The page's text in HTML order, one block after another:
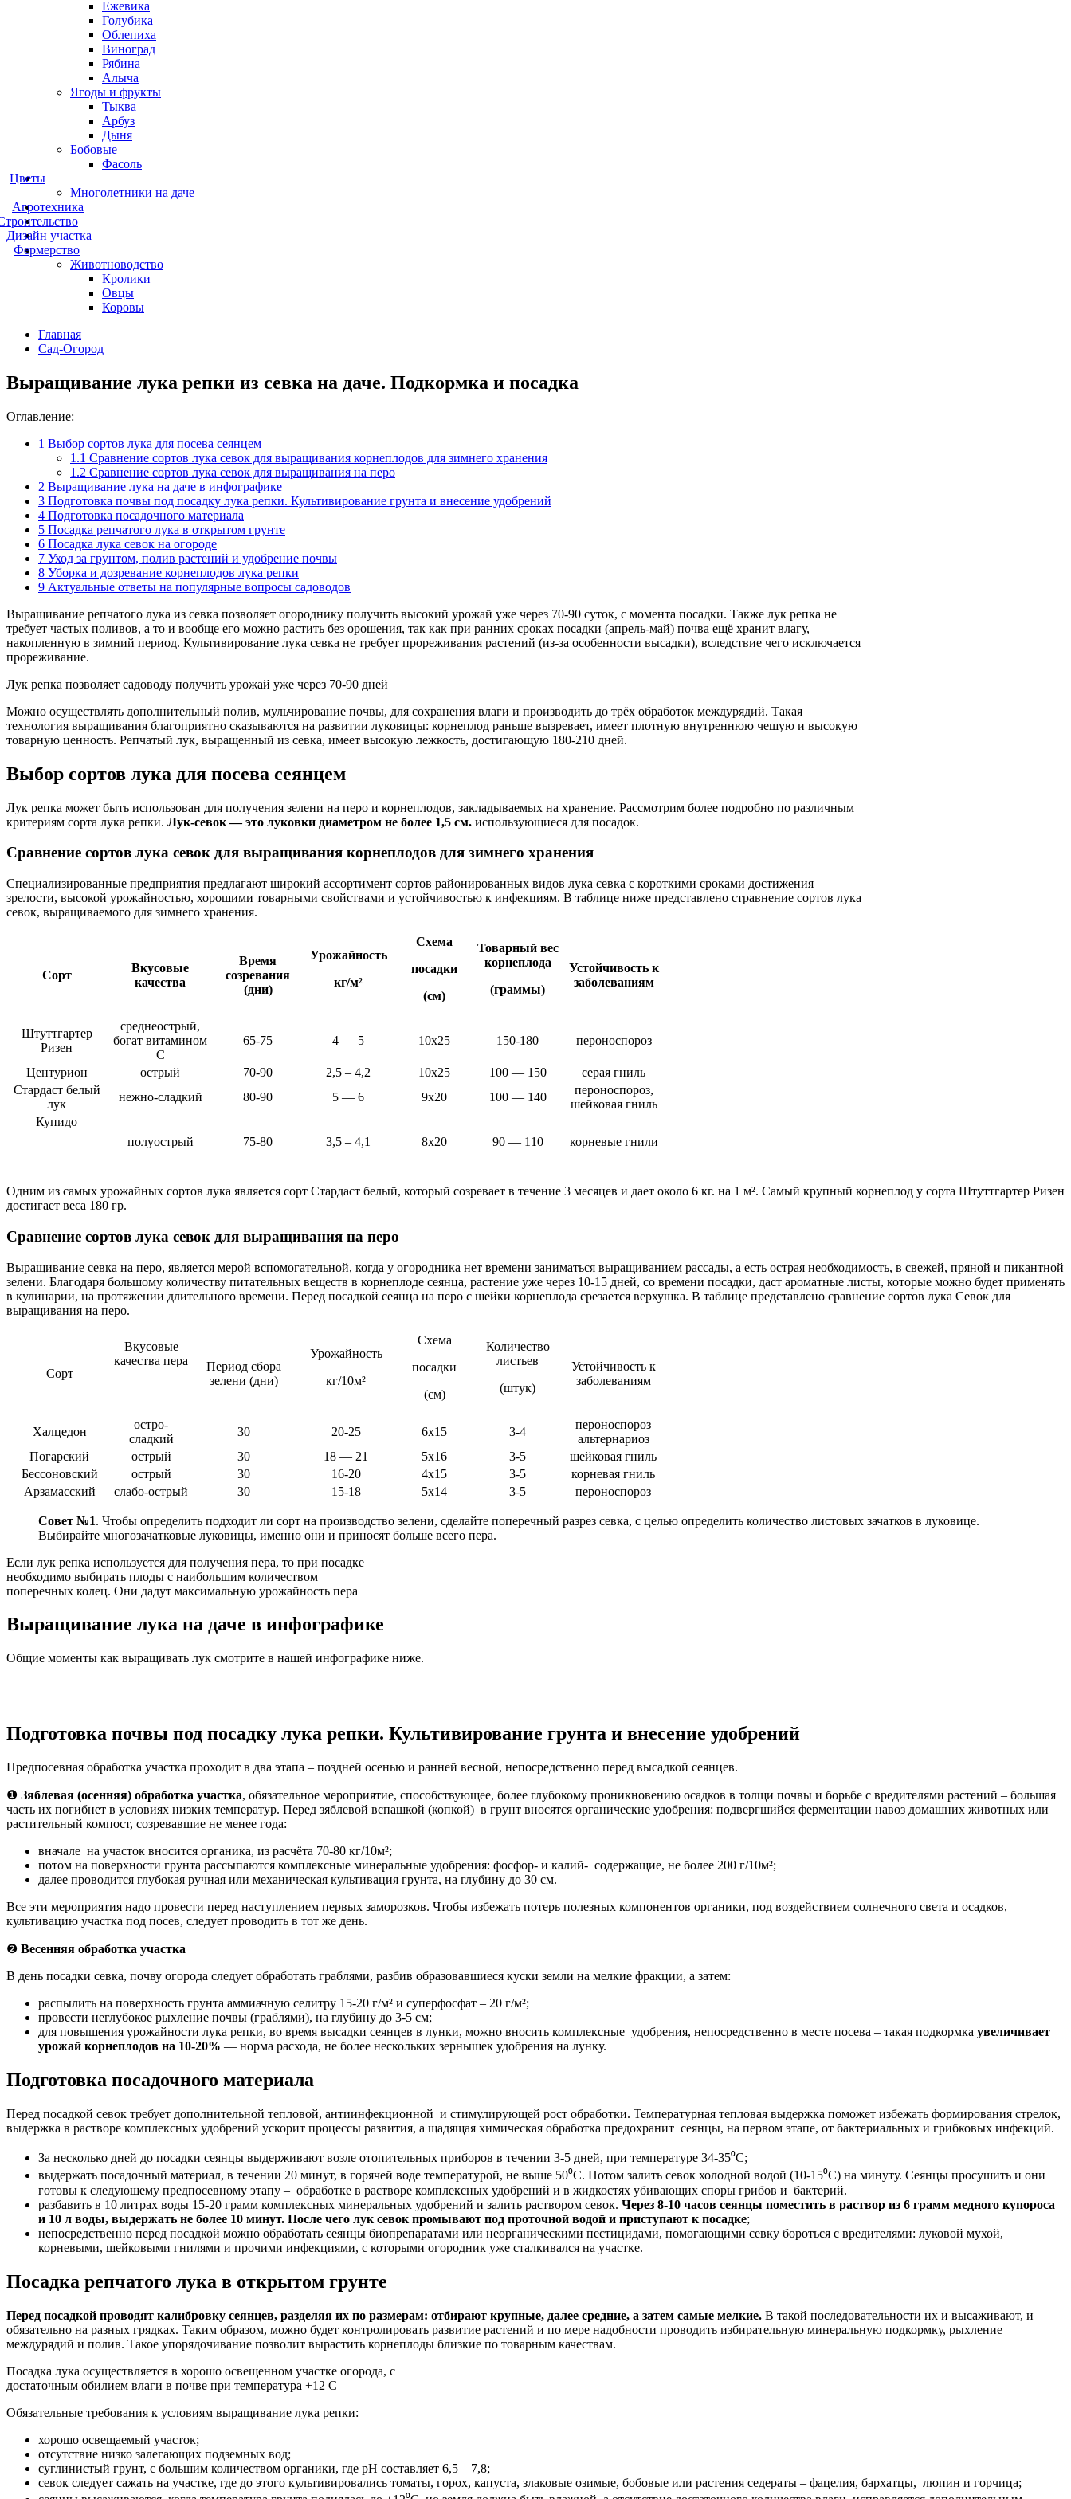
Ежевика
Голубика
Облепиха
Виноград
Рябина
Алыча
Ягоды и фрукты
Тыква
Арбуз
Дыня
Бобовые
Фасоль
Цветы
Многолетники на даче
Агротехника
Дизайн участка
Фермерство
Животноводство
Кролики
Овцы
Коровы
Главная
Сад-Огород
Выращивание лука репки из севка на даче. Подкормка и посадка
Оглавление:
1 Выбор сортов лука для посева сеянцем
1.1 Сравнение сортов лука севок для выращивания корнеплодов для зимнего хранения
1.2 Сравнение сортов лука севок для выращивания на перо
2 Выращивание лука на даче в инфографике
3 Подготовка почвы под посадку лука репки. Культивирование грунта и внесение удобрений
4 Подготовка посадочного материала
5 Посадка репчатого лука в открытом грунте
6 Посадка лука севок на огороде
7 Уход за грунтом, полив растений и удобрение почвы
8 Уборка и дозревание корнеплодов лука репки
9 Актуальные ответы на популярные вопросы садоводов
Выращивание репчатого лука из севка позволяет огороднику получить высокий урожай уже через 70-90 суток, с момента посадки. Также лук репка не
требует частых поливов, а то и вообще его можно растить без орошения, так как при ранних сроках посадки (апрель-май) почва ещё хранит влагу,
накопленную в зимний период. Культивирование лука севка не требует прореживания растений (из-за особенности высадки), вследствие чего исключается
прореживание.
Лук репка позволяет садоводу получить урожай уже через 70-90 дней
Можно осуществлять дополнительный полив, мульчирование почвы, для сохранения влаги и производить до трёх обработок междурядий. Такая
технология выращивания благоприятно сказываются на развитии луковицы: корнеплод раньше вызревает, имеет плотную внутреннюю чешую и высокую
товарную ценность. Репчатый лук, выращенный из севка, имеет высокую лежкость, достигающую 180-210 дней.
Выбор сортов лука для посева сеянцем
Лук репка может быть использован для получения зелени на перо и корнеплодов, закладываемых на хранение. Рассмотрим более подробно по различным
критериям сорта лука репки. Лук-севок — это луковки диаметром не более 1,5 см. использующиеся для посадок.
Сравнение сортов лука севок для выращивания корнеплодов для зимнего хранения
Специализированные предприятия предлагают широкий ассортимент сортов районированных видов лука севка с короткими сроками достижения
зрелости, высокой урожайностью, хорошими товарными свойствами и устойчивостью к инфекциям. В таблице ниже представлено стравнение сортов лука
севок, выращиваемого для зимнего хранения.
Сорт
Вкусовые
качества
Время
созревания
(дни)
Урожайность
кг/м²
Схема
посадки
(см)
Товарный вес
корнеплода
(граммы)
Устойчивость к
заболеваниям
Штуттгартер
Ризен
среднеострый,
богат витамином
С
65-75 4 — 5 10х25 150-180 пероноспороз
Центурион острый 70-90 2,5 – 4,2 10х25 100 — 150
серая гниль
Стардаст белый
лук
нежно-сладкий 80-90 5 — 6 9х20 100 — 140
пероноспороз,
шейковая гниль
Купидо
полуострый
75-80 3,5 – 4,1 8х20 90 — 110 корневые гнили
Одним из самых урожайных сортов лука является сорт Стардаст белый, который созревает в течение 3 месяцев и дает около 6 кг. на 1 м². Самый крупный корнеплод у сорта Штуттгартер Ризен
достигает веса 180 гр.
Сравнение сортов лука севок для выращивания на перо
Выращивание севка на перо, является мерой вспомогательной, когда у огородника нет времени заниматься выращиванием рассады, а есть острая необходимость, в свежей, пряной и пикантной
зелени. Благодаря большому количеству питательных веществ в корнеплоде сеянца, растение уже через 10-15 дней, со времени посадки, даст ароматные листы, которые можно будет применять
в кулинарии, на протяжении длительного времени. Перед посадкой сеянца на перо с шейки корнеплода срезается верхушка. В таблице представлено сравнение сортов лука Севок для
выращивания на перо.
Сорт
Вкусовые
качества пера
Период сбора
зелени (дни)
Урожайность
кг/10м²
Схема
посадки
(см)
Количество
листьев
(штук)
Устойчивость к
заболеваниям
Халцедон
остро-
сладкий
30 20-25 6х15 3-4
пероноспороз
альтернариоз
Погарский
острый 30 18 — 21 5х16 3-5
шейковая гниль
Бессоновский
острый 30 16-20 4х15 3-5
корневая гниль
Арзамасский
слабо-острый 30 15-18 5х14 3-5 пероноспороз
Совет №1. Чтобы определить подходит ли сорт на производство зелени, сделайте поперечный разрез севка, с целью определить количество листовых зачатков в луковице.
Выбирайте многозачатковые луковицы, именно они и приносят больше всего пера.
Если лук репка используется для получения пера, то при посадке
необходимо выбирать плоды с наибольшим количеством
поперечных колец. Они дадут максимальную урожайность пера
Выращивание лука на даче в инфографике
Общие моменты как выращивать лук смотрите в нашей инфографике ниже.
Подготовка почвы под посадку лука репки. Культивирование грунта и внесение удобрений
Предпосевная обработка участка проходит в два этапа – поздней осенью и ранней весной, непосредственно перед высадкой сеянцев.
❶ Зяблевая (осенняя) обработка участка, обязательное мероприятие, способствующее, более глубокому проникновению осадков в толщи почвы и борьбе с вредителями растений – большая
часть их погибнет в условиях низких температур. Перед зяблевой вспашкой (копкой) в грунт вносятся органические удобрения: подвергшийся ферментации навоз домашних животных или
растительный компост, созревавшие не менее года:
вначале на участок вносится органика, из расчёта 70-80 кг/10м²;
потом на поверхности грунта рассыпаются комплексные минеральные удобрения: фосфор- и калий- содержащие, не более 200 г/10м²;
далее проводится глубокая ручная или механическая культивация грунта, на глубину до 30 см.
Все эти мероприятия надо провести перед наступлением первых заморозков. Чтобы избежать потерь полезных компонентов органики, под воздействием солнечного света и осадков,
культивацию участка под посев, следует проводить в тот же день.
❷ Весенняя обработка участка
В день посадки севка, почву огорода следует обработать граблями, разбив образовавшиеся куски земли на мелкие фракции, а затем:
распылить на поверхность грунта аммиачную селитру 15-20 г/м² и суперфосфат – 20 г/м²;
провести неглубокое рыхление почвы (граблями), на глубину до 3-5 см;
для повышения урожайности лука репки, во время высадки сеянцев в лунки, можно вносить комплексные удобрения, непосредственно в месте посева – такая подкормка увеличивает
урожай корнеплодов на 10-20% — норма расхода, не более нескольких зернышек удобрения на лунку.
Подготовка посадочного материала
Перед посадкой севок требует дополнительной тепловой, антиинфекционной и стимулирующей рост обработки. Температурная тепловая выдержка поможет избежать формирования стрелок,
выдержка в растворе комплексных удобрений ускорит процессы развития, а щадящая химическая обработка предохранит сеянцы, на первом этапе, от бактериальных и грибковых инфекций.
За несколько дней до посадки сеянцы выдерживают возле отопительных приборов в течении 3-5 дней, при температуре 34-35⁰С;
выдержать посадочный материал, в течении 20 минут, в горячей воде температурой, не выше 50⁰С. Потом залить севок холодной водой (10-15⁰С) на минуту. Сеянцы просушить и они
готовы к следующему предпосевному этапу – обработке в растворе комплексных удобрений и в жидкостях убивающих споры грибов и бактерий.
разбавить в 10 литрах воды 15-20 грамм комплексных минеральных удобрений и залить раствором севок. Через 8-10 часов сеянцы поместить в раствор из 6 грамм медного купороса
и 10 л воды, выдержать не более 10 минут. После чего лук севок промывают под проточной водой и приступают к посадке;
непосредственно перед посадкой можно обработать сеянцы биопрепаратами или неорганическими пестицидами, помогающими севку бороться с вредителями: луковой мухой,
корневыми, шейковыми гнилями и прочими инфекциями, с которыми огородник уже сталкивался на участке.
Посадка репчатого лука в открытом грунте
Перед посадкой проводят калибровку сеянцев, разделяя их по размерам: отбирают крупные, далее средние, а затем самые мелкие. В такой последовательности их и высаживают, и
обязательно на разных грядках. Таким образом, можно будет контролировать развитие растений и по мере надобности проводить избирательную минеральную подкормку, рыхление
междурядий и полив. Такое упорядочивание позволит вырастить корнеплоды близкие по товарным качествам.
Посадка лука осуществляется в хорошо освещенном участке огорода, с
достаточным обилием влаги в почве при температура +12 С
Обязательные требования к условиям выращивание лука репки:
хорошо освещаемый участок;
отсутствие низко залегающих подземных вод;
суглинистый грунт, с большим количеством органики, где рН составляет 6,5 – 7,8;
севок следует сажать на участке, где до этого культивировались томаты, горох, капуста, злаковые озимые, бобовые или растения седераты – фацелия, бархатцы, люпин и горчица;